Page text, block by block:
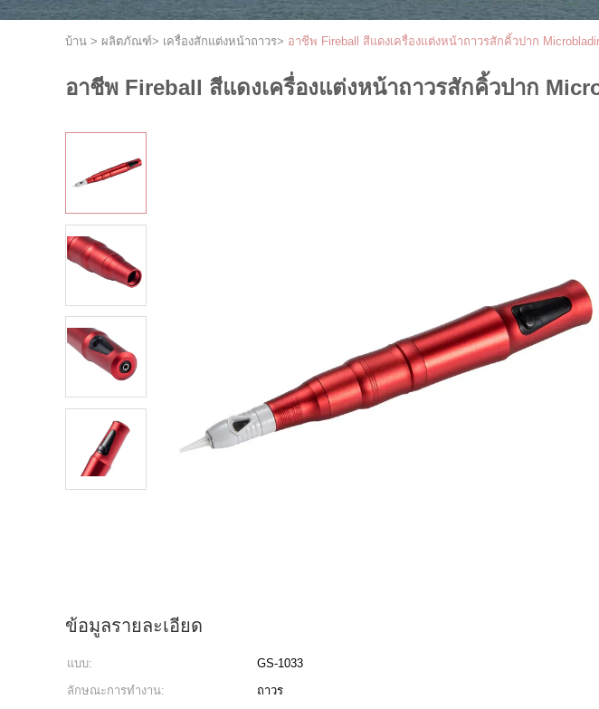
บ้าน > ผลิตภัณฑ์> เครื่องสักแต่งหน้าถาวร> อาชีพ Fireball สีแดงเครื่องแต่งหน้าถาวรสักคิ้วปาก
อาชีพ Fireball สีแดงเครื่องแต่งหน้าถาวรสักคิ้วปาก
ข้อมูลรายละเอียด
แบบ: GS-1033
ลักษณะการทำงาน:
ถาวร